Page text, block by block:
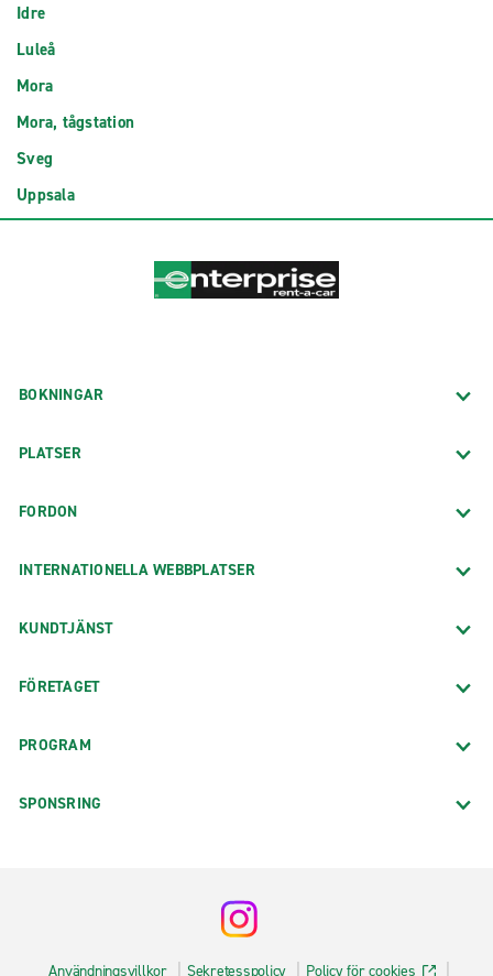
Idre
Luleå
Mora
Mora, tågstation
Sveg
Uppsala
BOKNINGAR
PLATSER
FORDON
INTERNATIONELLA WEBBPLATSER
KUNDTJÄNST
FÖRETAGET
PROGRAM
SPONSRING
Användningsvillkor Sekretesspolicy Policy för cookies